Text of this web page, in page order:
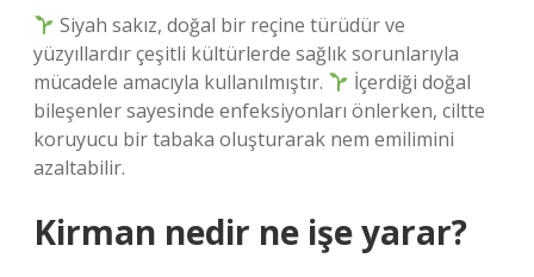
Siyah sakız, doğal bir reçine türüdür ve
yüzyıllardır çeşitli kültürlerde sağlık sorunlarıyla
mücadele amacıyla kullanılmıştır.
İçerdiği doğal
bileşenler sayesinde enfeksiyonları önlerken, ciltte
koruyucu bir tabaka oluşturarak nem emilimini
azaltabilir.
Kirman nedir ne işe yarar?